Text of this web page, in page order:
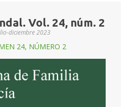
Vol. 24, núm. 2
diciembre 2023
24, NÚMERO 2